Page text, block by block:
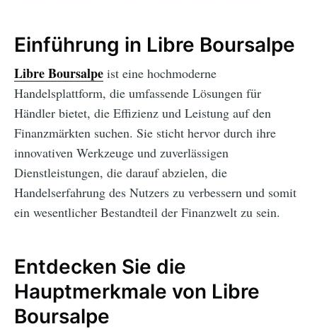
Einführung in Libre Boursalpe
Libre Boursalpe ist eine hochmoderne
Handelsplattform, die umfassende Lösungen für
Händler bietet, die Effizienz und Leistung auf den
Finanzmärkten suchen. Sie sticht hervor durch ihre
innovativen Werkzeuge und zuverlässigen
Dienstleistungen, die darauf abzielen, die
Handelserfahrung des Nutzers zu verbessern und somit
ein wesentlicher Bestandteil der Finanzwelt zu sein.
Entdecken Sie die
Hauptmerkmale von Libre
Boursalpe